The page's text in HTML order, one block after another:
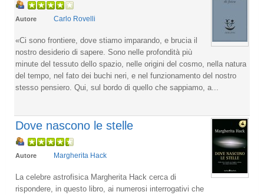
Autore Carlo Rovelli
«Ci sono frontiere, dove stiamo imparando, e brucia il
nostro desiderio di sapere. Sono nelle profondità più
minute del tessuto dello spazio, nelle origini del cosmo, nella natura
del tempo, nel fato dei buchi neri, e nel funzionamento del nostro
stesso pensiero. Qui, sul bordo di quello che sappiamo, a...
Dove nascono le stelle
Autore Margherita Hack
La celebre astrofisica Margherita Hack cerca di
rispondere, in questo libro, ai numerosi interrogativi che